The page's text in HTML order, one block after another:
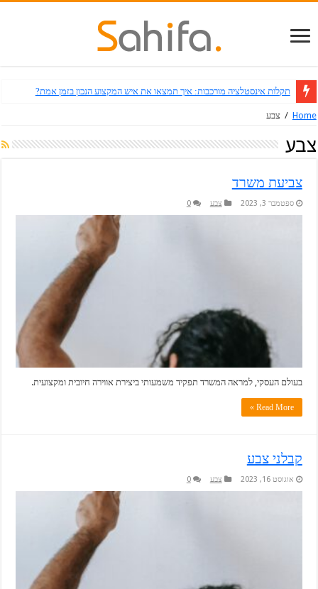
תקלות אינסטלציה מורכבות: איך תמצאו את איש המקצוע הנכון בזמן אמת?
Home
/ צבע
צבע
צביעת משרד
ספטמבר 3, 2023 צבע 0
בעולם העסקי, למראה המשרד תפקיד משמעותי ביצירת אווירה חיובית ומקצועית.
Read More »
קבלני צבע
אוגוסט 16, 2023 צבע 0